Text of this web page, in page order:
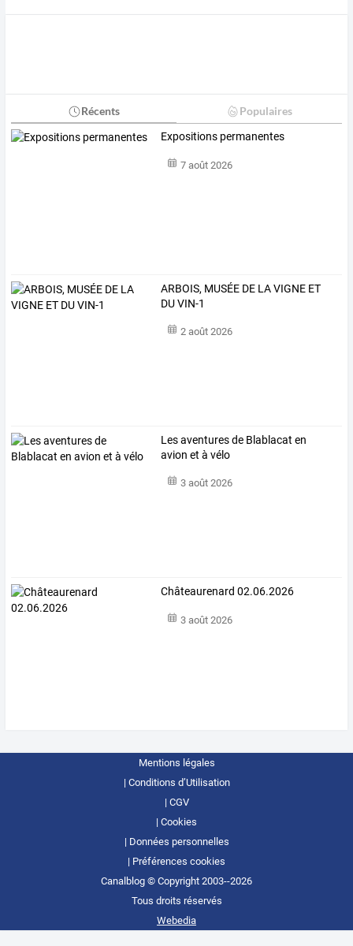
Récents Populaires
Expositions permanentes
7 août 2026
ARBOIS, MUSÉE DE LA VIGNE ET
DU VIN-1
2 août 2026
Les aventures de Blablacat en
avion et à vélo
3 août 2026
Châteaurenard 02.06.2026
3 août 2026
Mentions légales
Conditions d’Utilisation
CGV
Cookies
Données personnelles
Préférences cookies
Canalblog © Copyright 2003--2026
Tous droits réservés
Webedia